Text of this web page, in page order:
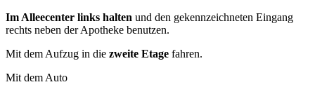
Im Alleecenter links halten und den gekennzeichneten Eingang
rechts neben der Apotheke benutzen.
Mit dem Aufzug in die zweite Etage fahren.
Mit dem Auto